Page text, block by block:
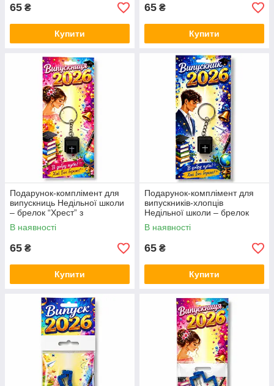
65 ₴
Купити
65 ₴
Купити
Подарунок-комплімент для
випускниць Недільної школи
– брелок “Хрест” з
клацаючим механізмом
В наявності
65 ₴
Купити
Подарунок-комплімент для
випускників-хлопців
Недільної школи – брелок
“Хрест” з клацаючим
механізмом
В наявності
65 ₴
Купити